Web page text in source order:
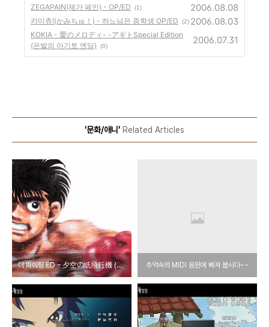
ZEGAPAIN(제가 페인) - OP/ED (1) 2006.08.08
카미츄!(かみちゅ！) - 하느님은 중학생 OP/ED (2) 2006.08.03
KOKIA - 愛のメロディ- -アギトSpecial Edition
(은발의 아기토 엔딩)
(0)
2006.07.31
'문화/애니' Related Articles
더 파이팅 ED - 夕空の紙飛行機 (저녁 하늘의 종이비행기) 추억속의 MIDI 음원에 빠져 봅시다~~